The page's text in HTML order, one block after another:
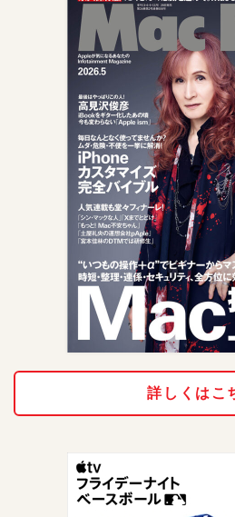
詳しくはこ